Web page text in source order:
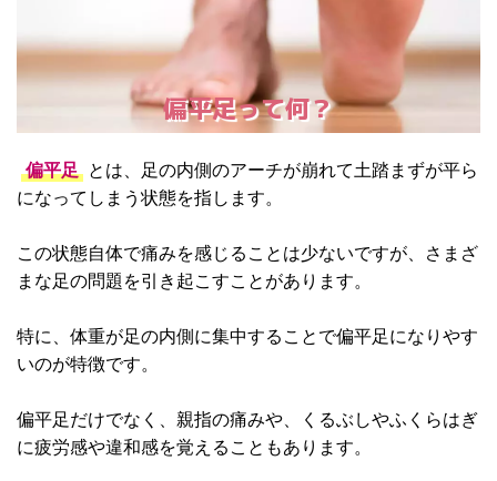
偏平足って何？
偏平足 とは、足の内側のアーチが崩れて土踏まずが平ら
になってしまう状態を指します。
この状態自体で痛みを感じることは少ないですが、さまざ
まな足の問題を引き起こすことがあります。
特に、体重が足の内側に集中することで偏平足になりやす
いのが特徴です。
偏平足だけでなく、親指の痛みや、くるぶしやふくらはぎ
に疲労感や違和感を覚えることもあります。